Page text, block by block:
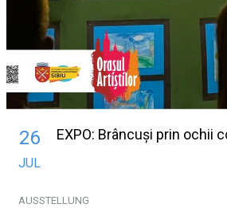
26
JUL
EXPO: Brâncuși prin ochii
AUSSTELLUNG